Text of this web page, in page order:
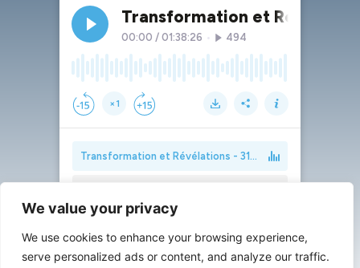
We value your privacy
We use cookies to enhance your browsing experience,
serve personalized ads or content, and analyze our traffic.